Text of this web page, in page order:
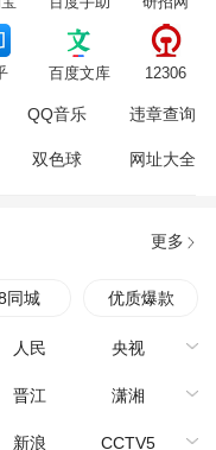
百度文库 12306
QQ音乐 违章查询
双色球 网址大全
更多
同城 优质爆款
人民 央视
晋江 潇湘
新浪 CCTV5